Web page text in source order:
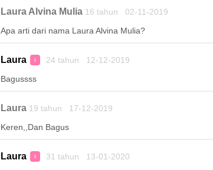
Laura Alvina Mulia16 tahun 02-11-2019
Apa arti dari nama Laura Alvina Mulia?
Laura ♀ 24 tahun 12-12-2019
Bagussss
Laura19 tahun 17-12-2019
Keren,,Dan Bagus
Laura ♀ 31 tahun 13-01-2020